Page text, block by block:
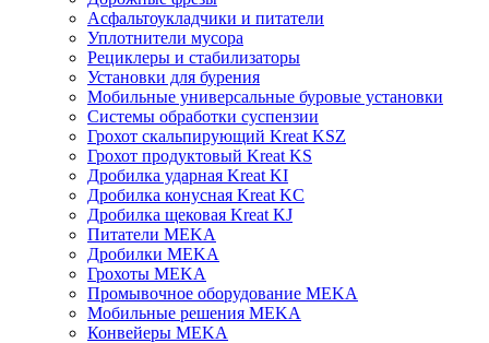
Асфальтоукладчики и питатели
Уплотнители мусора
Рециклеры и стабилизаторы
Установки для бурения
Мобильные универсальные буровые установки
Системы обработки суспензии
Грохот скальпирующий Kreat KSZ
Грохот продуктовый Kreat KS
Дробилка ударная Kreat KI
Дробилка конусная Kreat KC
Дробилка щековая Kreat KJ
Питатели MEKA
Дробилки MEKA
Грохоты MEKA
Промывочное оборудование MEKA
Мобильные решения MEKA
Конвейеры MEKA